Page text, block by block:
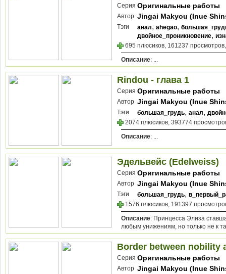
Серия Оригинальные работы
Автор Jingai Makyou (Inue
Тэги анал, ahegao,
двойное_проникновение,
695 плюсиков, 161237
Описание: ...
Rindou - глава 1
Серия Оригинальные работы
Автор Jingai Makyou (Inue
Тэги большая_грудь, анал,
2074 плюсиков, 393774
Описание: ...
Эдельвейс (Edelweiss)
Серия Оригинальные работы
Автор Jingai Makyou (Inue
Тэги большая_грудь,
1576 плюсиков, 191397
Описание: Принцесса Элиза
любым унижениям, но только не к
Border between nobility
Серия Оригинальные работы
Автор Jingai Makyou (Inue